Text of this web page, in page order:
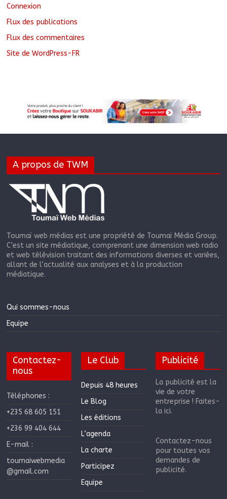
Connexion
Flux des publications
Flux des commentaires
Site de WordPress-FR
A propos de TWM
Toumaï web médias est une propriété de Toumaï Média Group.
C’est un site médiatique, comprenant une dimension web radio
et web télévision traitant des informations diverses et variées,
allant de l’actualité aux analyses et à la production
médiatique.
Qui sommes-nous
Equipe
Contactez-
nous
Téléphones :
+235 68 605 151
+236 99 404 644
E-mail :
toumaiwebmedia
@gmail.com
Le Club
Depuis 48 heures
Le Blog
Les éditions
L’agenda
La charte
Participez
Equipe
Publicité
La publicité est la
vie de votre
entreprise ! Faites-
la ici.
Contactez-nous
pour toutes vos
demandes de
publicité.